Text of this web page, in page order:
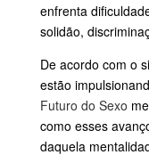
enfrenta
solidão,
De acordo com o
estão
Futuro do Sexo
como esses
daquela